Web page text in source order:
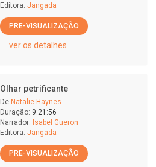
Editora: Jangada
PRE-VISUALIZAÇÃO
ver os detalhes
Olhar petrificante
De Natalie Haynes
Duração: 9:21:56
Narrador: Isabel Gueron
Editora: Jangada
PRE-VISUALIZAÇÃO